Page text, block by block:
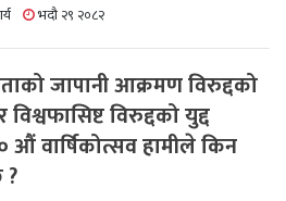
भदौ २९ २०८२
जापानी आक्रमण विरुद्दको
विरुद्दको युद्द
औं वार्षिकोत्सव हामीले किन
?